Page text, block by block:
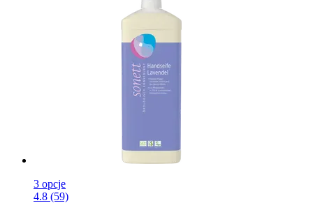
3 opcje
4.8 (59)